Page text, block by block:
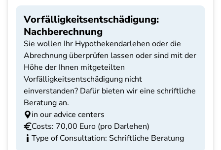
Vorfälligkeitsentschädigung:
Nachberechnung
Sie wollen Ihr Hypothekendarlehen oder die
Abrechnung überprüfen lassen oder sind mit der
Höhe der Ihnen mitgeteilten
Vorfälligkeitsentschädigung nicht
einverstanden? Dafür bieten wir eine schriftliche
Beratung an.
in our advice centers
Costs: 70,00 Euro (pro Darlehen)
Type of Consultation: Schriftliche Beratung